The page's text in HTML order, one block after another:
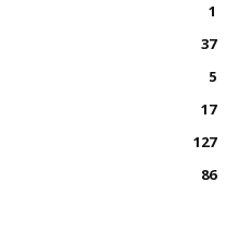
1
37
5
17
127
86